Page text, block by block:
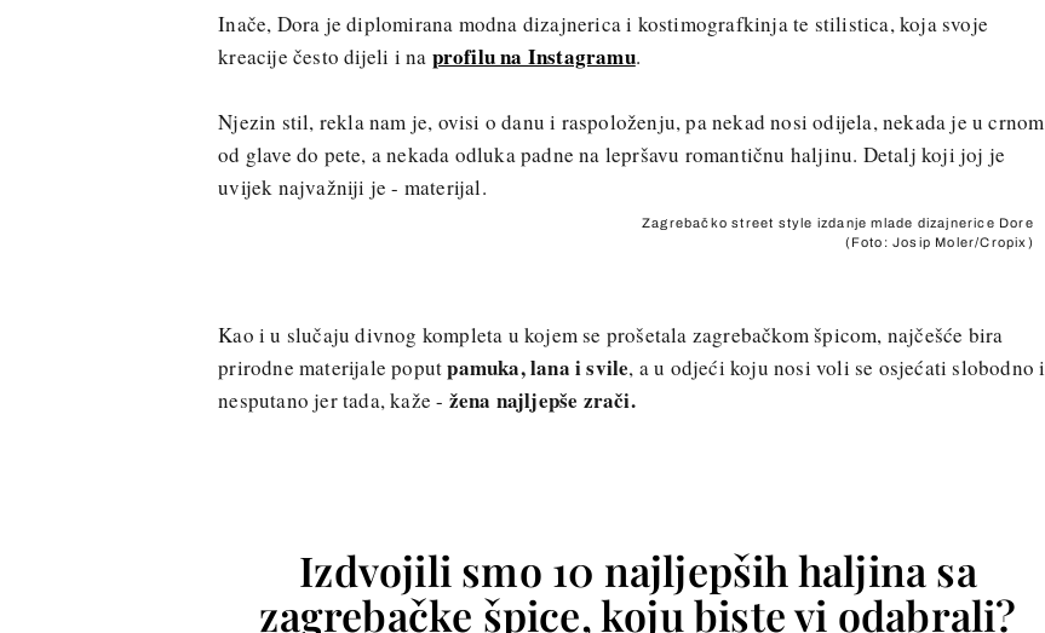
Inače, Dora je diplomirana modna dizajnerica i kostimografkinja te stilistica, koja svoje
kreacije često dijeli i na profilu na Instagramu.
Njezin stil, rekla nam je, ovisi o danu i raspoloženju, pa nekad nosi odijela, nekada je u crnom
od glave do pete, a nekada odluka padne na lepršavu romantičnu haljinu. Detalj koji joj je
uvijek najvažniji je - materijal.
Zagrebačko street style izdanje mlade dizajnerice Dore
(Foto: Josip Moler/Cropix)
Kao i u slučaju divnog kompleta u kojem se prošetala zagrebačkom špicom, najčešće bira
prirodne materijale poputpamuka, lana i svile, a u odjeći koju nosi voli se osjećati slobodno i
nesputano jer tada, kaže - žena najljepše zrači.
Izdvojili smo 10 najljepših haljina sa
zagrebačke špice, koju biste vi odabrali?